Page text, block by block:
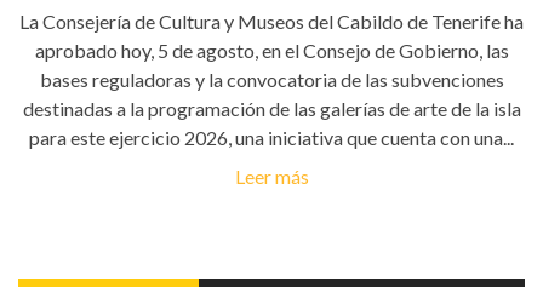
La Consejería de Cultura y Museos del Cabildo de Tenerife ha
aprobado hoy, 5 de agosto, en el Consejo de Gobierno, las
bases reguladoras y la convocatoria de las subvenciones
destinadas a la programación de las galerías de arte de la isla
para este ejercicio 2026, una iniciativa que cuenta con una...
Leer más